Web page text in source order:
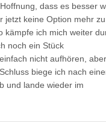
dass es besser
jetzt keine Option mehr zu
ich mich weiter
noch ein Stück
nicht aufhören, aber
biege ich nach
und lande wieder im